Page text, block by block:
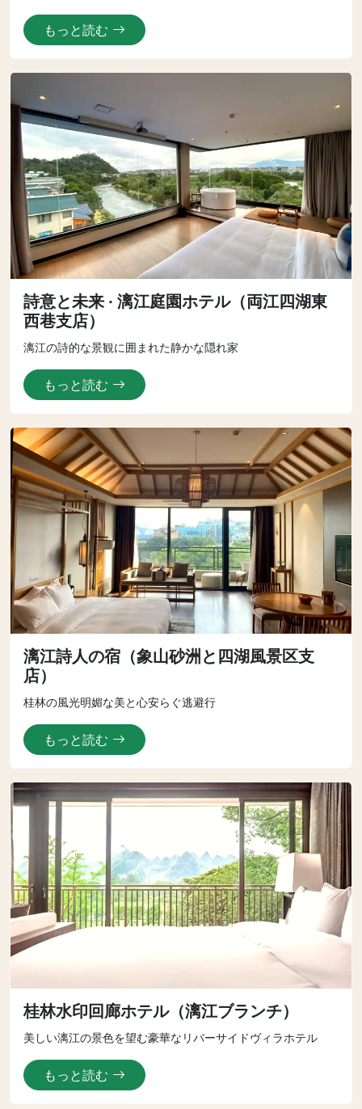
もっと読む
詩意と未来 · 漓江庭園ホテル（両江四湖東
西巷支店）
漓江の詩的な景観に囲まれた静かな隠れ家
もっと読む
漓江詩人の宿（象山砂洲と四湖風景区支
店）
桂林の風光明媚な美と心安らぐ逃避行
もっと読む
桂林水印回廊ホテル（漓江ブランチ）
美しい漓江の景色を望む豪華なリバーサイドヴィラホテル
もっと読む